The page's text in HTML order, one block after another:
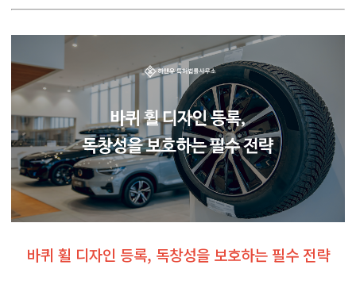
바퀴 휠 디자인 등록, 독창성을 보호하는 필수 전략